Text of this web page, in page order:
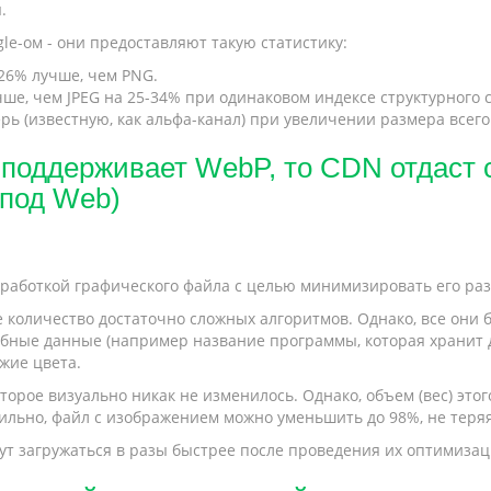
ом - они предоставляют такую статистику:
лучше, чем PNG.
чем JPEG на 25-34% при одинаковом индексе структурного
(известную, как альфа-канал) при увеличении размера
WebP, то CDN
Web)
графического файла с целью минимизировать его
достаточно сложных алгоритмов. Однако, все
данные (например название программы, которая
цвета.
визуально никак не изменилось. Однако, объем (вес)
файл с изображением можно уменьшить до 98%, не
загружаться в разы быстрее после проведения их